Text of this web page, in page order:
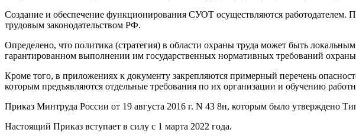
Создание и обеспечение функционирования СУОТ осуществляются работодателем.
трудовым законодательством РФ.
Определено, что политика (стратегия) в области охраны труда может быть
гарантированном выполнении им государственных нормативных требований охраны
Кроме того, в приложениях к документу закрепляются примерный перечень
которым предъявляются отдельные требования по их организации и обучению
Приказ Минтруда России от 19 августа 2016 г. N 43 8н, которым было утверждено
Настоящий Приказ вступает в силу с 1 марта 2022 года.